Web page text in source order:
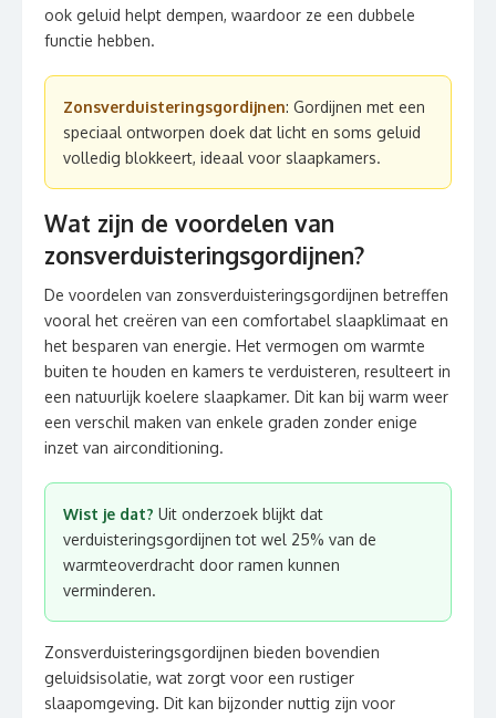
ook geluid helpt dempen, waardoor ze een dubbele
functie hebben.
Zonsverduisteringsgordijnen: Gordijnen met een
speciaal ontworpen doek dat licht en soms geluid
volledig blokkeert, ideaal voor slaapkamers.
Wat zijn de voordelen van
zonsverduisteringsgordijnen?
De voordelen van zonsverduisteringsgordijnen betreffen
vooral het creëren van een comfortabel slaapklimaat en
het besparen van energie. Het vermogen om warmte
buiten te houden en kamers te verduisteren, resulteert in
een natuurlijk koelere slaapkamer. Dit kan bij warm weer
een verschil maken van enkele graden zonder enige
inzet van airconditioning.
Wist je dat? Uit onderzoek blijkt dat
verduisteringsgordijnen tot wel 25% van de
warmteoverdracht door ramen kunnen
verminderen.
Zonsverduisteringsgordijnen bieden bovendien
geluidsisolatie, wat zorgt voor een rustiger
slaapomgeving. Dit kan bijzonder nuttig zijn voor